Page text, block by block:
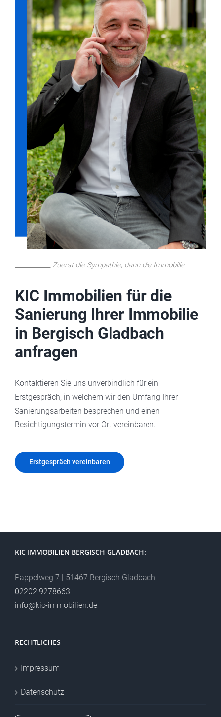
Zuerst die Sympathie, dann die Immobilie
KIC Immobilien für die
Sanierung Ihrer Immobilie
in Bergisch Gladbach
anfragen
Kontaktieren Sie uns unverbindlich für ein
Erstgespräch, in welchem wir den Umfang Ihrer
Sanierungsarbeiten besprechen und einen
Besichtigungstermin vor Ort vereinbaren.
Erstgespräch vereinbaren
KIC IMMOBILIEN BERGISCH GLADBACH:
Pappelweg 7 | 51467 Bergisch Gladbach
02202 9278663
info@kic-immobilien.de
RECHTLICHES
Impressum
Datenschutz